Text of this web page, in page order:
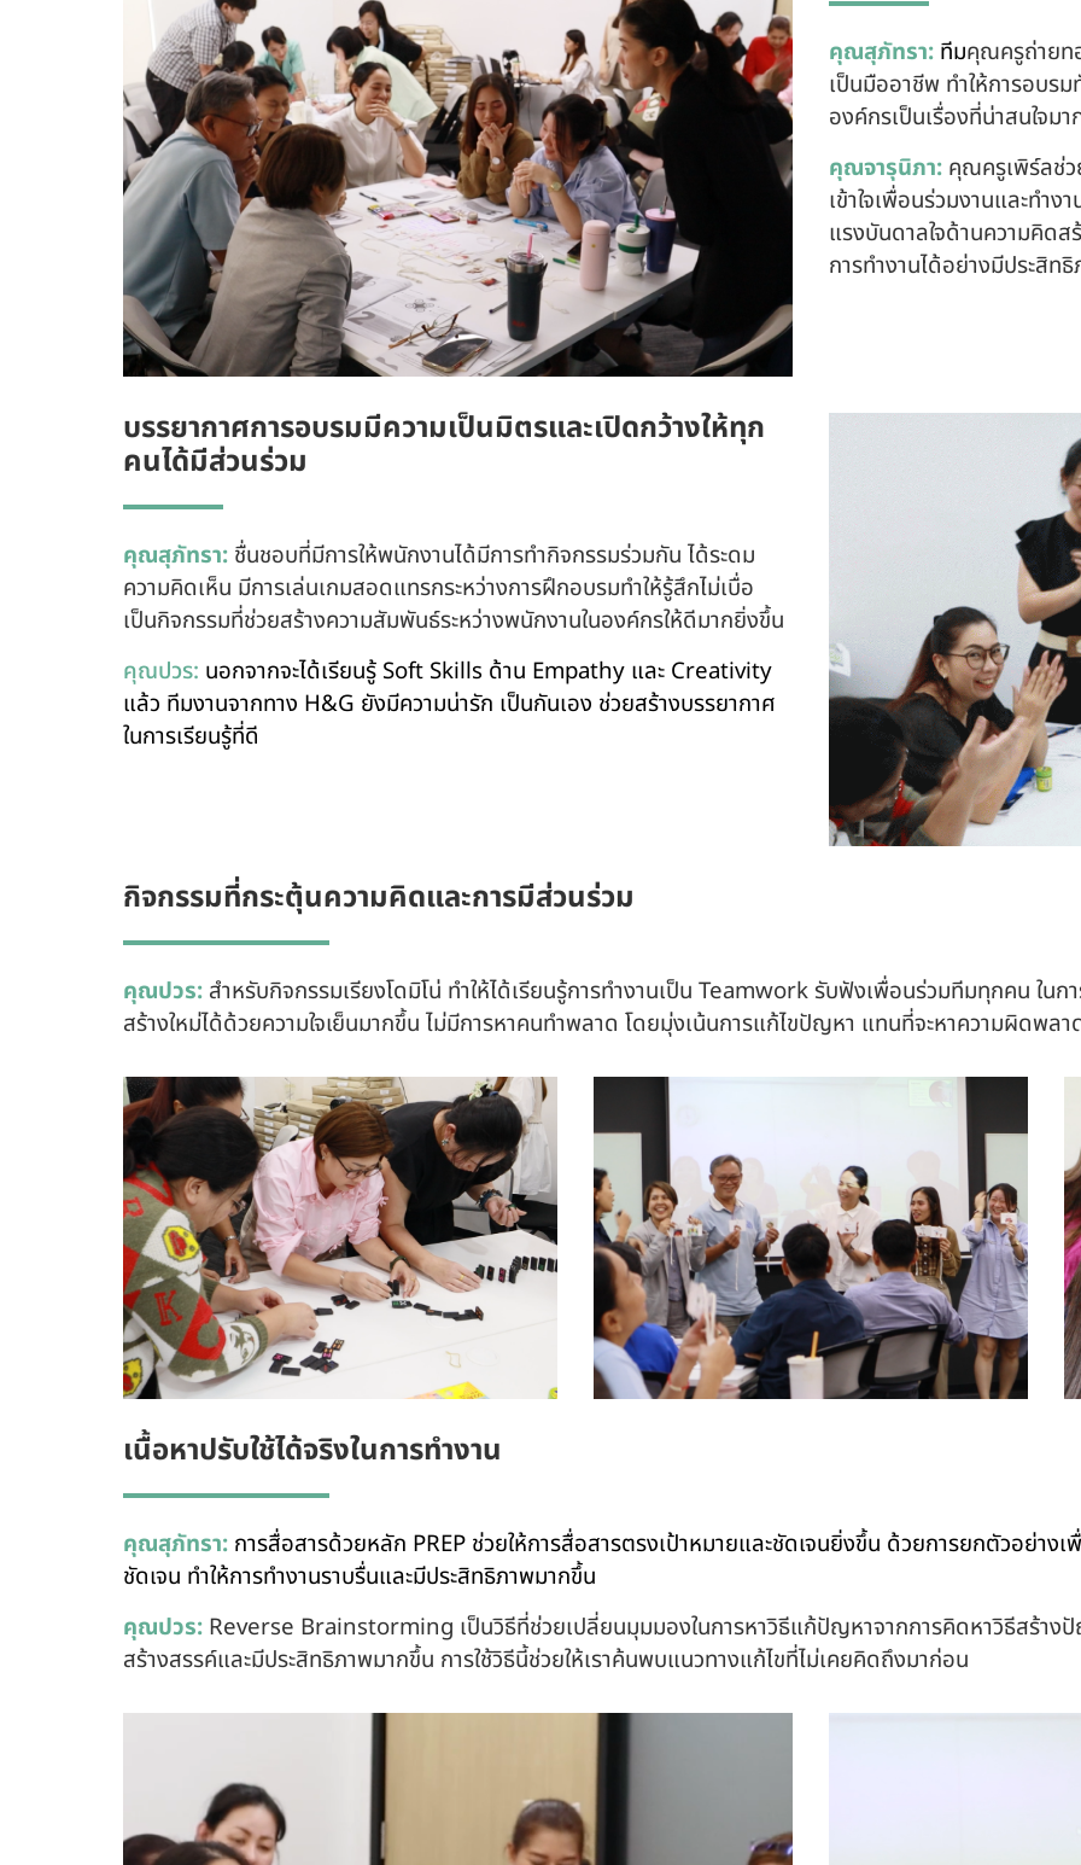
คุณสุภัทรา: ทีมคุณครูถ่ายท
เป็นมืออาชีพ ทำให้การอบร
องค์กรเป็นเรื่องที่น่าสนใจม
คุณจารุนิภา: คุณครูเพิร์ลช่ว
เข้าใจเพื่อนร่วมงานและท
แรงบันดาลใจด้านความคิดส
การทำงานได้อย่างมีประสิท
บรรยากาศการอบรมมีความเป็นมิตรและเปิดกว้างให้ทุก
คนได้มีส่วนร่วม
คุณสุภัทรา: ชื่นชอบที่มีการให้พนักงานได้มีการทำกิจกรรมร่วมกัน ได้ระดม
ความคิดเห็น มีการเล่นเกมสอดแทรกระหว่างการฝึกอบรมทำให้รู้สึกไม่เบื่อ
เป็นกิจกรรมที่ช่วยสร้างความสัมพันธ์ระหว่างพนักงานในองค์กรให้ดีมากยิ่งขึ้น
คุณปวร: นอกจากจะได้เรียนรู้ Soft Skills ด้าน Empathy และ Creativity
แล้ว ทีมงานจากทาง H&G ยังมีความน่ารัก เป็นกันเอง ช่วยสร้างบรรยากาศ
ในการเรียนรู้ที่ดี
กิจกรรมที่กระตุ้นความคิดและการมีส่วนร่วม
คุณปวร: สำหรับกิจกรรมเรียงโดมิโน่ ทำให้ได้เรียนรู้การทำงานเป็น Teamwork รับฟังเพื่อนร่วมทีมทุกคน ใน
สร้างใหม่ได้ด้วยความใจเย็นมากขึ้น ไม่มีการหาคนทำพลาด โดยมุ่งเน้นการแก้ไขปัญหา แทนที่จะหาความผิดพล
เนื้อหาปรับใช้ได้จริงในการทำงาน
คุณสุภัทรา: การสื่อสารด้วยหลัก PREP ช่วยให้การสื่อสารตรงเป้าหมายและชัดเจนยิ่งขึ้น ด้วยการยกตัวอย่าง
ชัดเจน ทำให้การทำงานราบรื่นและมีประสิทธิภาพมากขึ้น
คุณปวร: Reverse Brainstorming เป็นวิธีที่ช่วยเปลี่ยนมุมมองในการหาวิธีแก้ปัญหาจากการคิดหาวิธีสร้า
สร้างสรรค์และมีประสิทธิภาพมากขึ้น การใช้วิธีนี้ช่วยให้เราค้นพบแนวทางแก้ไขที่ไม่เคยคิดถึงมาก่อน